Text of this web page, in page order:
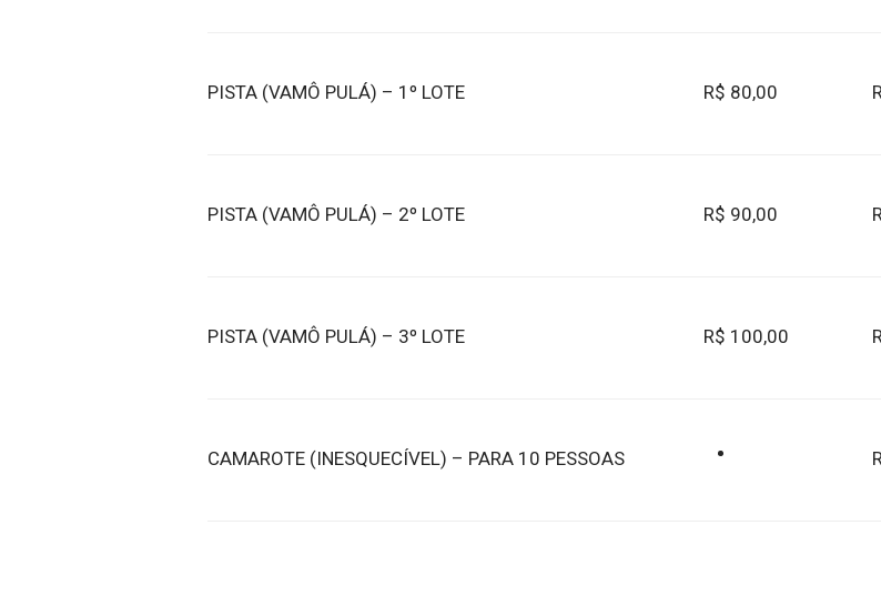
PISTA (VAMÔ PULÁ) – 1º LOTE R$ 80,00
PISTA (VAMÔ PULÁ) – 2º LOTE R$ 90,00
PISTA (VAMÔ PULÁ) – 3º LOTE R$ 100,00
CAMAROTE (INESQUECÍVEL) – PARA 10 PESSOAS